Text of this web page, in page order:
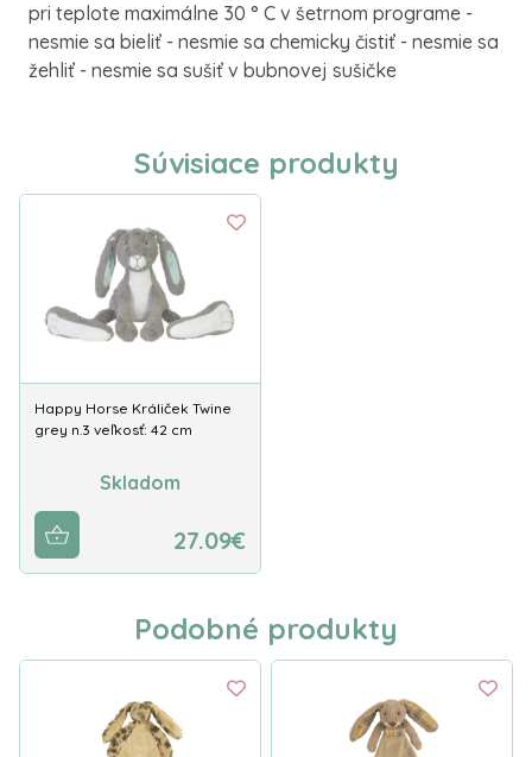
pri teplote maximálne 30 ° C v šetrnom programe -
nesmie sa bieliť - nesmie sa chemicky čistiť - nesmie sa
žehliť - nesmie sa sušiť v bubnovej sušičke
Súvisiace produkty
Happy Horse Králiček Twine
grey n.3 veľkosť: 42 cm
Skladom
27.09€
Podobné produkty